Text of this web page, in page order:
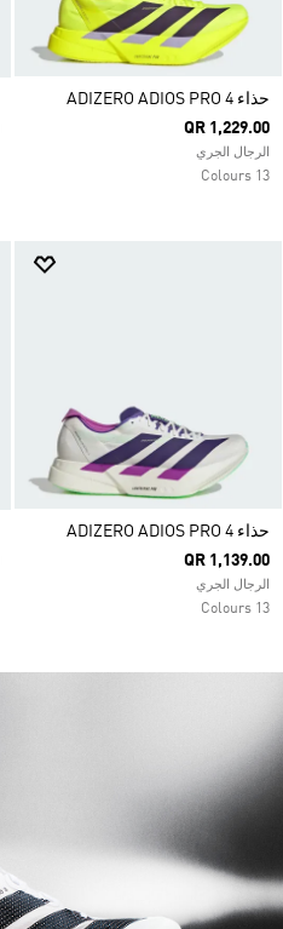
حذاء ADIZERO ADIOS PRO 4
QR 1,229.00
الرجال الجري
13 Colours
حذاء ADIZERO ADIOS PRO 4
QR 1,139.00
الرجال الجري
13 Colours